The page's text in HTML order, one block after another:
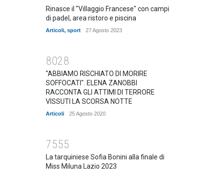
Rinasce il "Villaggio Francese" con campi
di padel, area ristoro e piscina
Articoli, sport 27 Agosto 2023
8028
"ABBIAMO RISCHIATO DI MORIRE
SOFFOCATI". ELENA ZANOBBI
RACCONTA GLI ATTIMI DI TERRORE
VISSUTI LA SCORSA NOTTE
Articoli 25 Agosto 2020
7555
La tarquiniese Sofia Bonini alla finale di
Miss Miluna Lazio 2023